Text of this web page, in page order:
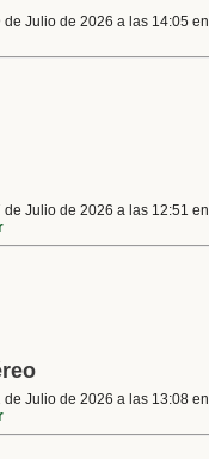
de Julio de 2026 a las 14:05 en
de Julio de 2026 a las 12:51 en
de Julio de 2026 a las 13:08 en